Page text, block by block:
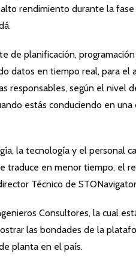
rendimiento durante la fase
de planificación,
datos en tiempo real, para el
responsables, según el nivel
estás conduciendo en una
la tecnología y el personal
traduce en menor tiempo, el
Técnico de
Consultores, la cual
las bondades de la
planta en el país.